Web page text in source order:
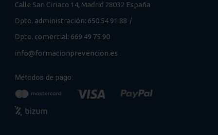
Calle San Ciriaco 14, Madrid 28032 España
Dpto. administración: 650 54 91 88 /
Dpto. comercial: 669 49 75 90
info@formacionprevencion.es
Métodos de pago: